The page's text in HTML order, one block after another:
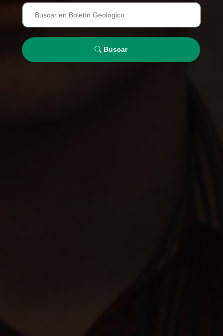
Buscar